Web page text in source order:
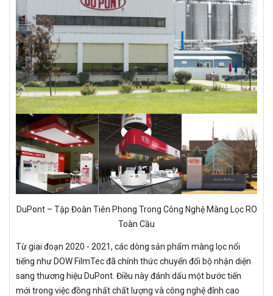
DuPont – Tập Đoàn Tiên Phong Trong Công Nghệ Màng Lọc RO
Toàn Cầu
Từ giai đoạn 2020 - 2021, các dòng sản phẩm màng lọc nổi
tiếng như DOW FilmTec đã chính thức chuyển đổi bộ nhận diện
sang thương hiệu DuPont. Điều này đánh dấu một bước tiến
mới trong việc đồng nhất chất lượng và công nghệ đỉnh cao